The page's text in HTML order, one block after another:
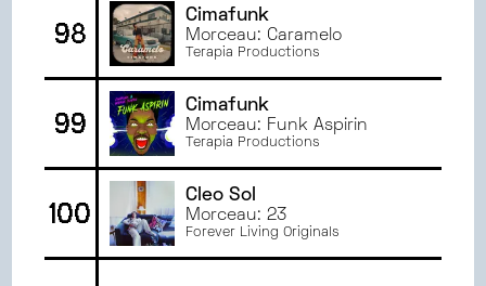
98
Cimafunk
Morceau: Caramelo
Terapia Productions
99
Cimafunk
Morceau: Funk Aspirin
Terapia Productions
100
Cleo Sol
Morceau: 23
Forever Living Originals